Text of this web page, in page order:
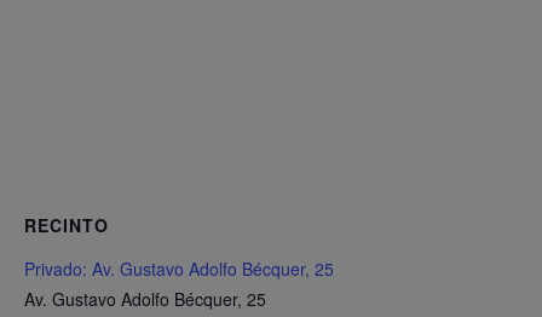
RECINTO
Privado: Av. Gustavo Adolfo Bécquer, 25
Av. Gustavo Adolfo Bécquer, 25